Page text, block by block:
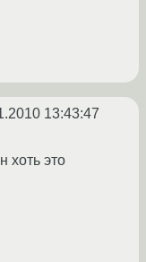
13:43:47
хоть это